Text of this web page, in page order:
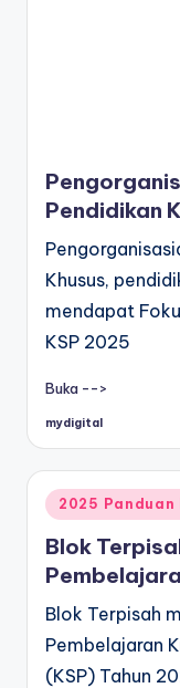
Pendidikan
Khusus,
mendapat
KSP 2025
Buka -->
Posted
mydigital
Posted
in
2025
Blok
Blok Terpisah
Pembelajaran
(KSP) Tahun